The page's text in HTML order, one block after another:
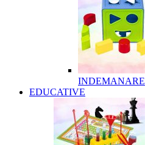
INDEMANARE
EDUCATIVE